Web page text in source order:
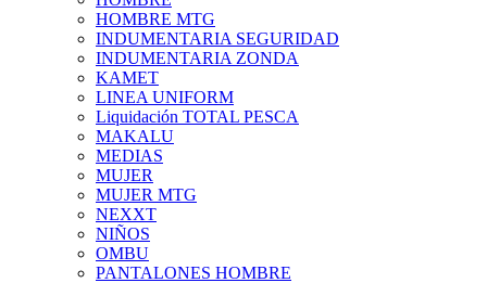
HOMBRE MTG
INDUMENTARIA SEGURIDAD
INDUMENTARIA ZONDA
KAMET
LINEA UNIFORM
Liquidación TOTAL PESCA
MAKALU
MEDIAS
MUJER
MUJER MTG
NEXXT
NIÑOS
OMBU
PANTALONES HOMBRE